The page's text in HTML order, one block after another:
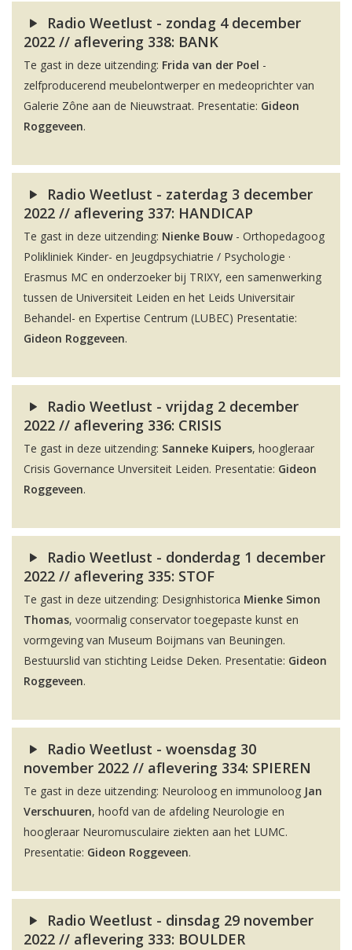
Radio Weetlust - zondag 4 december
2022 // aflevering 338: BANK
Te gast in deze uitzending: Frida van der Poel -
zelfproducerend meubelontwerper en medeoprichter van
Galerie Zône aan de Nieuwstraat. Presentatie: Gideon
Roggeveen.
Radio Weetlust - zaterdag 3 december
2022 // aflevering 337: HANDICAP
Te gast in deze uitzending: Nienke Bouw- Orthopedagoog
Polikliniek Kinder- en Jeugdpsychiatrie / Psychologie ·
Erasmus MC en onderzoeker bij TRIXY, een samenwerking
tussen de Universiteit Leiden en het Leids Universitair
Behandel- en Expertise Centrum (LUBEC) Presentatie:
Gideon Roggeveen.
Radio Weetlust - vrijdag 2 december
2022 // aflevering 336: CRISIS
Te gast in deze uitzending: Sanneke Kuipers, hoogleraar
Crisis Governance Unversiteit Leiden. Presentatie: Gideon
Roggeveen.
Radio Weetlust - donderdag 1 december
2022 // aflevering 335: STOF
Te gast in deze uitzending: Designhistorica Mienke Simon
Thomas, voormalig conservator toegepaste kunst en
vormgeving van Museum Boijmans van Beuningen.
Bestuurslid van stichting Leidse Deken. Presentatie: Gideon
Roggeveen.
Radio Weetlust - woensdag 30
november 2022 // aflevering 334: SPIEREN
Te gast in deze uitzending: Neuroloog en immunoloog Jan
Verschuuren, hoofd van de afdeling Neurologie en
hoogleraar Neuromusculaire ziekten aan het LUMC.
Presentatie: Gideon Roggeveen.
Radio Weetlust - dinsdag 29 november
2022 // aflevering 333: BOULDER